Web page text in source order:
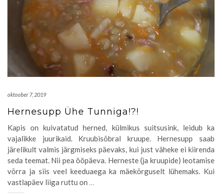
oktoober 7, 2019
Hernesupp Ühe Tunniga!?!
Kapis on kuivatatud herned, külmikus suitsusink, leidub ka
vajalikke juurikaid. Kruubisõbral kruupe. Hernesupp saab
järelikult valmis järgmiseks päevaks, kui just väheke ei kiirenda
seda teemat. Nii pea ööpäeva. Herneste (ja kruupide) leotamise
võrra ja siis veel keeduaega ka mäekõrguselt lühemaks. Kui
vastlapäev liiga ruttu on